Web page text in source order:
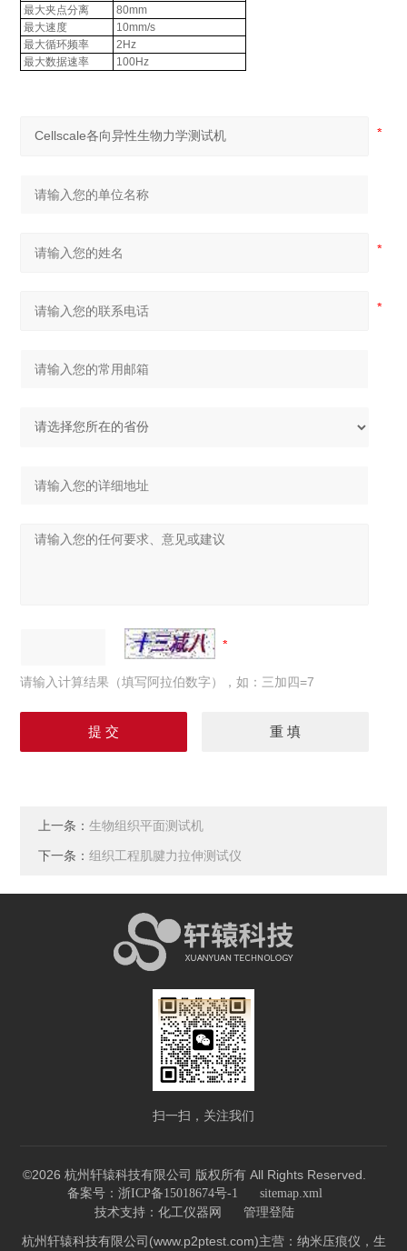
最大夹点分离
80mm
最大速度
10mm/s
最大循环频率
2Hz
最大数据速率
100Hz
请输入计算结果（填写阿拉伯数字），如：三加四=7
上一条：生物组织平面测试机
下一条：组织工程肌腱力拉伸测试仪
扫一扫，关注我们
©2026 杭州轩辕科技有限公司 版权所有 All Rights Reserved.
备案号：浙ICP备15018674号-1 sitemap.xml
技术支持： 化工仪器网 管理登陆
杭州轩辕科技有限公司(www.p2ptest.com)主营：纳米压痕仪，生